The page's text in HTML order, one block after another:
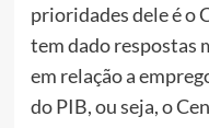
prioridades dele é o
tem dado respostas
em relação a
do PIB, ou seja, o